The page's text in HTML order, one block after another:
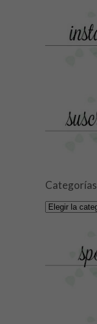
Categorías
Categorías